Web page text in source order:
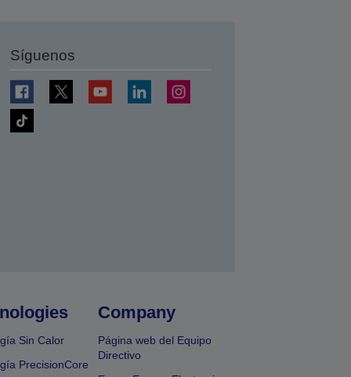
Síguenos
Sin Calor
PrecisionCore
Company
Página web del Equipo
Directivo